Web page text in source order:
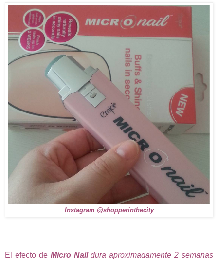
Instagram @shopperinthecity
El efecto de Micro Nail dura aproximadamente 2 semanas